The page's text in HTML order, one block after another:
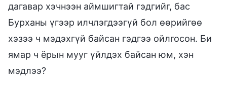
дагавар хэчнээн аймшигтай гэдгийг, бас
Бурханы үгээр илчлэгдээгүй бол өөрийгөө
хэзээ ч мэдэхгүй байсан гэдгээ ойлгосон. Би
ямар ч ёрын мууг үйлдэх байсан юм, хэн
мэдлээ?